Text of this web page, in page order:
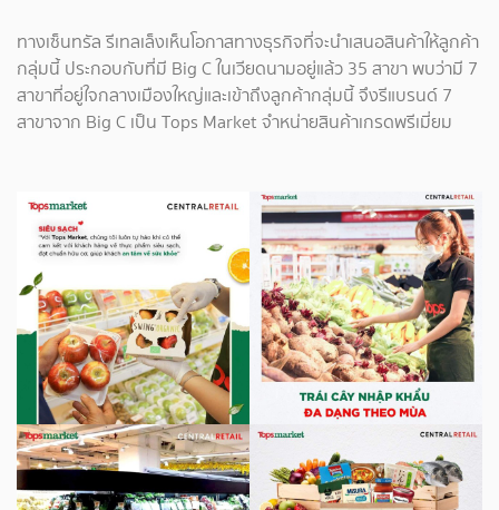
ทางเซ็นทรัล รีเทลเล็งเห็นโอกาสทางธุรกิจที่จะนำเสนอสินค้าให้ลูกค้า
กลุ่มนี้ ประกอบกับที่มี Big C ในเวียดนามอยู่แล้ว 35 สาขา พบว่ามี 7
สาขาที่อยู่ใจกลางเมืองใหญ่และเข้าถึงลูกค้ากลุ่มนี้ จึงรีแบรนด์ 7
สาขาจาก Big C เป็น Tops Market จำหน่ายสินค้าเกรดพรีเมี่ยม